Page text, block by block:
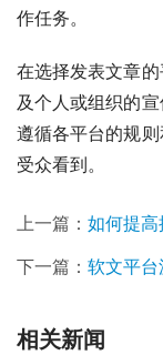
作任务。
在选择发表文章
及个人或组织的
遵循各平台的规
受众看到。
上一篇： 如何提高
下一篇： 软文平
相关新闻